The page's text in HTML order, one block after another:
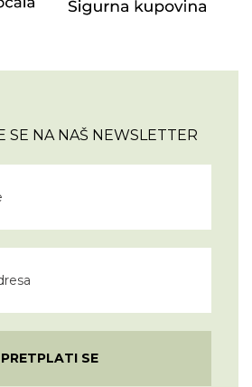
SE NA NAŠ NEWSLETTER
PRETPLATI SE